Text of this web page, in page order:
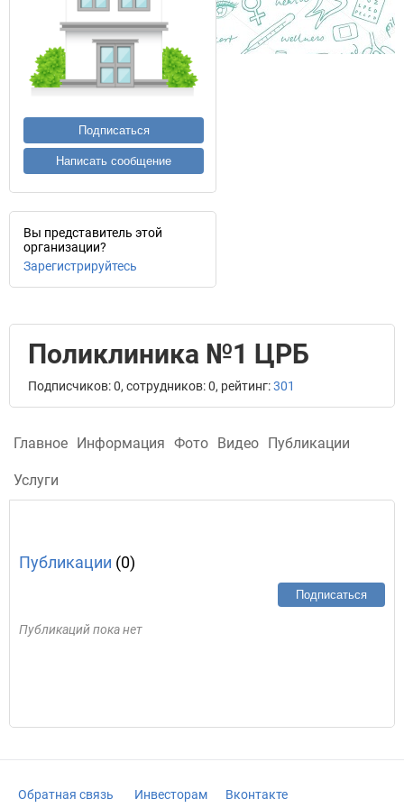
Подписаться
Написать сообщение
Вы представитель этой
организации?
Зарегистрируйтесь
Поликлиника №1 ЦРБ
Подписчиков: 0, сотрудников: 0, рейтинг:301
Главное Информация Фото Видео Публикации
Услуги
Публикации (0)
Подписаться
Публикаций пока нет
Обратная связь Инвесторам Вконтакте